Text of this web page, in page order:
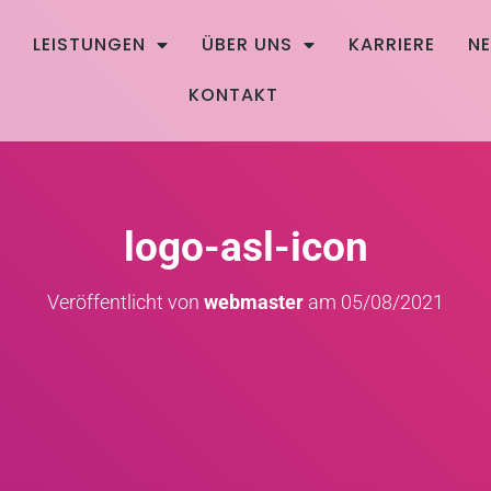
LEISTUNGEN ÜBER UNS KARRIERE
KONTAKT
logo-asl-icon
Veröffentlicht von webmaster am 05/08/2021